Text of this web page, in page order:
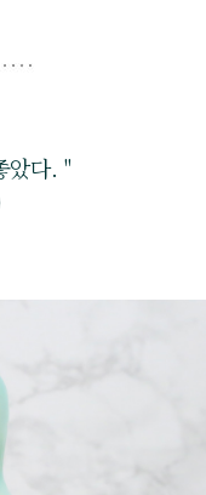
았다. "